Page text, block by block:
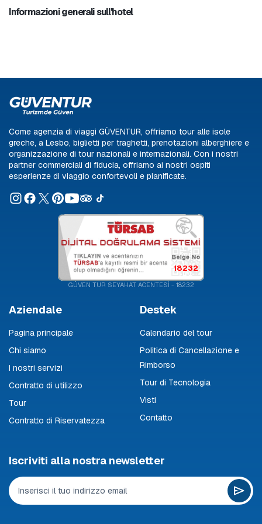
Informazioni generali sull'hotel
Come agenzia di viaggi GÜVENTUR, offriamo tour alle isole
greche, a Lesbo, biglietti per traghetti, prenotazioni alberghiere e
organizzazione di tour nazionali e internazionali. Con i nostri
partner commerciali di fiducia, offriamo ai nostri ospiti
esperienze di viaggio confortevoli e pianificate.
18232
GÜVEN TUR SEYAHAT ACENTESİ - 18232
Aziendale
Pagina principale
Chi siamo
I nostri servizi
Contratto di utilizzo
Tour
Contratto di Riservatezza
Destek
Calendario del tour
Politica di Cancellazione e
Rimborso
Tour di Tecnologia
Visti
Contatto
Iscriviti alla nostra newsletter